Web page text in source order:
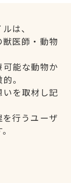
は、
医師・動物
能な動物か
。
を取材し記
行うユーザ